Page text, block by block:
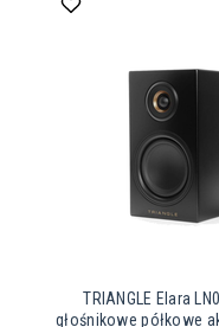
TRIANGLE Elara
głośnikowe półkowe